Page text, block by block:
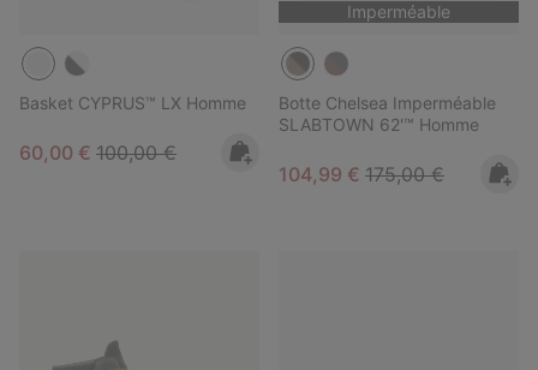
Basket CYPRUS™ LX Homme
Sale price:
60,00 € Regular price:
100,00 €
Imperméable
Botte Chelsea Imperméable
SLABTOWN 62'™ Homme
Sale price:
104,99 € Regular price:
175,00 €